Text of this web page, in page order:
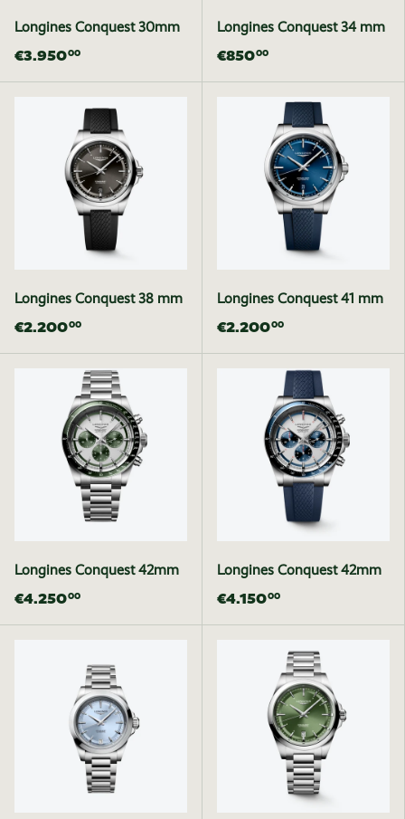
Longines Conquest 30mm
€3.95000
Longines Conquest 34 mm
€85000
Longines Conquest 38 mm
€2.20000
Longines Conquest 41 mm
€2.20000
Longines Conquest 42mm
€4.25000
Longines Conquest 42mm
€4.15000